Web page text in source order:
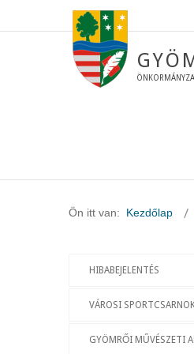
Ön itt van: Kezdőlap
HIBABEJELENTÉS
VÁROSI
GYÖMRŐI MŰVÉSZETI